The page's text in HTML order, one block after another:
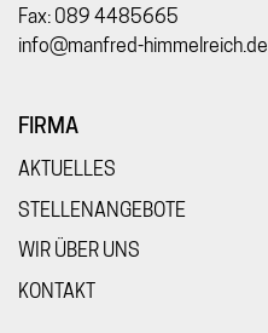
Fax: 089 4485665
info@manfred-himmelreich.de
FIRMA
AKTUELLES
STELLENANGEBOTE
WIR ÜBER UNS
KONTAKT